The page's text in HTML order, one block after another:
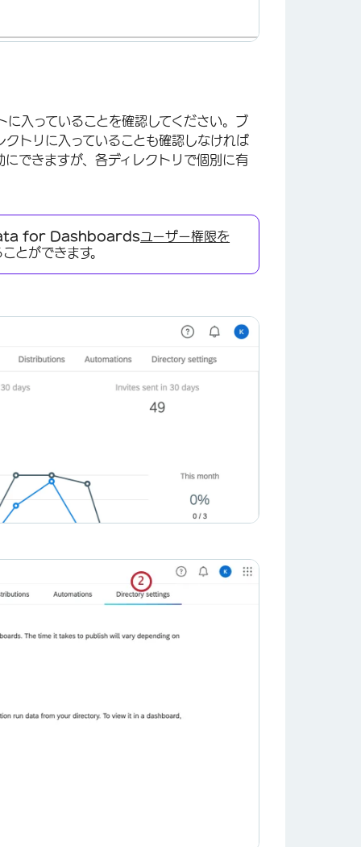
×
入っていることを確認してください。ブ
クトリに入っていることも確認しなければ
できますが、各ディレクトリで個別に有
for Dashboardsユーザー権限を
とができます。
×